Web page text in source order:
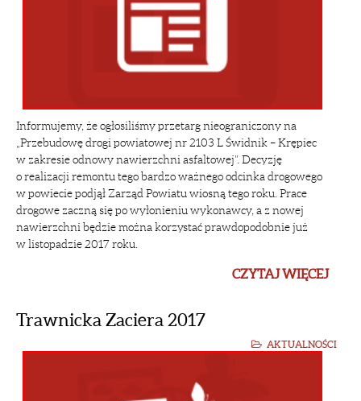
Informujemy, że ogłosiliśmy przetarg nieograniczony na
„Przebudowę drogi powiatowej nr 2103 L Świdnik – Krępiec
w zakresie odnowy nawierzchni asfaltowej”. Decyzję
o realizacji remontu tego bardzo ważnego odcinka drogowego
w powiecie podjął Zarząd Powiatu wiosną tego roku. Prace
drogowe zaczną się po wyłonieniu wykonawcy, a z nowej
nawierzchni będzie można korzystać prawdopodobnie już
w listopadzie 2017 roku.
CZYTAJ WIĘCEJ
Trawnicka Zaciera 2017
AKTUALNOŚCI